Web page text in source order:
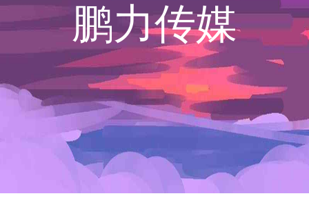
鹏力传媒